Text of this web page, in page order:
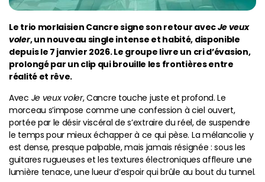
Le trio morlaisien Cancre signe son retour avecJe veux
voler, un nouveau single intense et habité, disponible
depuis le 7 janvier 2026. Le groupe livre un cri d’évasion,
prolongé par un clip qui brouille les frontières entre
réalité et rêve.
Avec Je veux voler, Cancre touche juste et profond. Le
morceau s’impose comme une confession à ciel ouvert,
portée par le désir viscéral de s’extraire du réel, de suspendre
le temps pour mieux échapper à ce qui pèse. La mélancolie y
est dense, presque palpable, mais jamais résignée : sous les
guitares rugueuses et les textures électroniques affleure une
lumière tenace, une lueur d’espoir qui brûle au bout du tunnel.